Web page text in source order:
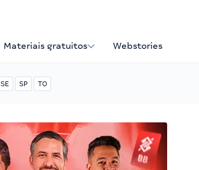
Materiais gratuitos Webstories
SE SP TO